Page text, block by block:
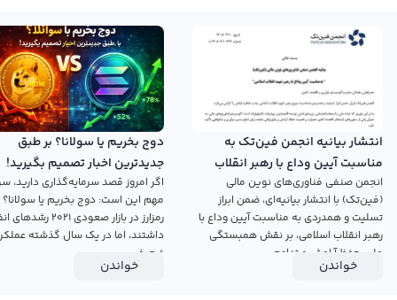
انتشار بیانیه انجمن فین‌تک به
مناسبت آیین وداع با رهبر انقلاب
اسلامی
انجمن صنفی فناوری‌های نوین مالی
(فین‌تک) با انتشار بیانیه‌ای، ضمن ابراز
تسلیت و همدردی به مناسبت آیین وداع با
رهبر انقلاب اسلامی، بر نقش همبستگی
ملی، حفظ آرامش و تداوم...
خواندن
دوج بخریم یا سولانا؟ بر طبق
جدیدترین اخبار تصمیم بگیرید!
اگر امروز قصد سرمایه‌گذاری دارید،
مهم این است: دوج بخریم یا
رمزارز در بازار صعودی ۲۰۲۱
داشتند، اما در یک سال گذشته
ضعیفی...
خواندن